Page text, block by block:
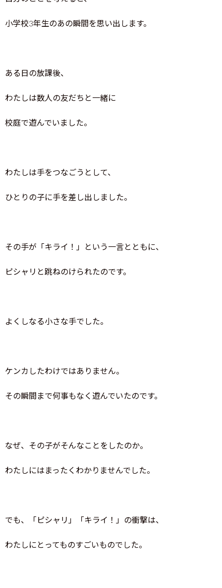
小学校3年生のあの瞬間を思い出します。
ある日の放課後、
わたしは数人の友だちと一緒に
校庭で遊んでいました。
わたしは手をつなごうとして、
ひとりの子に手を差し出しました。
その手が「キライ！」という一言とともに、
ピシャリと跳ねのけられたのです。
よくしなる小さな手でした。
ケンカしたわけではありません。
その瞬間まで何事もなく遊んでいたのです。
なぜ、その子がそんなことをしたのか。
わたしにはまったくわかりませんでした。
でも、「ピシャリ」「キライ！」の衝撃は、
わたしにとってものすごいものでした。